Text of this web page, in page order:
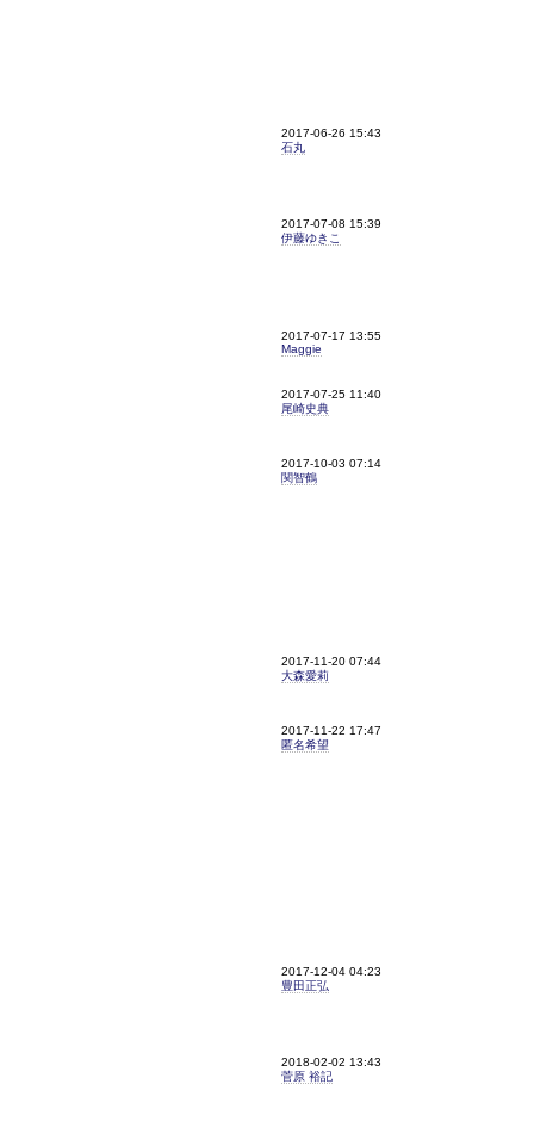
2017-06-26 15:43
石丸
2017-07-08 15:39
伊藤ゆきこ
2017-07-17 13:55
Maggie
2017-07-25 11:40
尾崎史典
2017-10-03 07:14
関智鶴
2017-11-20 07:44
大森愛莉
2017-11-22 17:47
匿名希望
2017-12-04 04:23
豊田正弘
2018-02-02 13:43
菅原 裕記